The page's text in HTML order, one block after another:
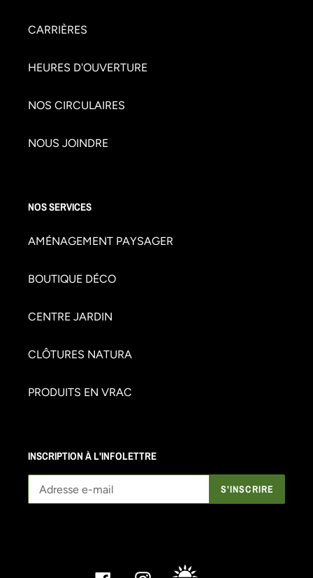
CARRIÈRES
HEURES D'OUVERTURE
NOS CIRCULAIRES
NOUS JOINDRE
NOS SERVICES
AMÉNAGEMENT PAYSAGER
BOUTIQUE DÉCO
CENTRE JARDIN
CLÔTURES NATURA
PRODUITS EN VRAC
INSCRIPTION À L'INFOLETTRE
S'INSCRIRE